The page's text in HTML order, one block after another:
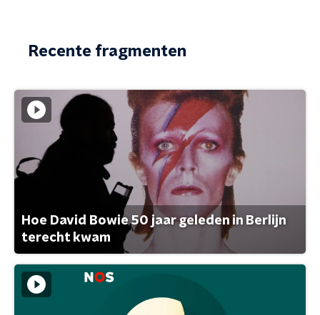
Recente fragmenten
Hoe David Bowie 50 jaar geleden in Berlijn
terecht kwam